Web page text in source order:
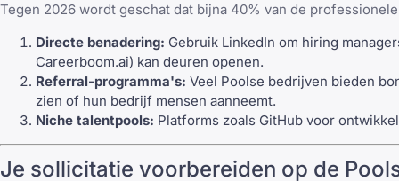
Tegen 2026 wordt geschat dat bijna 40% van de
Directe benadering: Gebruik LinkedIn om hiring
Careerboom.ai) kan deuren openen.
Referral-programma's: Veel Poolse bedrijven bieden
zien of hun bedrijf mensen aanneemt.
Niche talentpools: Platforms zoals GitHub voor
Je sollicitatie voorbereiden op de